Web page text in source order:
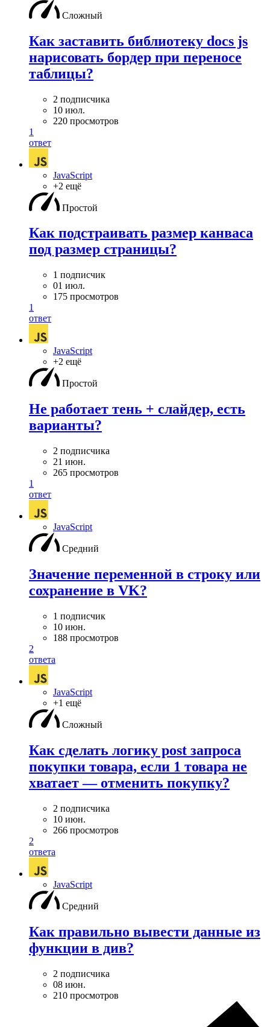
Сложный
Как заставить библиотеку docs js
нарисовать бордер при переносе
таблицы?
2 подписчика
10 июл.
220 просмотров
1
ответ
JavaScript
+2 ещё
Простой
Как подстраивать размер канваса
под размер страницы?
1 подписчик
01 июл.
175 просмотров
1
ответ
JavaScript
+2 ещё
Простой
Не работает тень + слайдер, есть
варианты?
2 подписчика
21 июн.
265 просмотров
1
ответ
JavaScript
Средний
Значение переменной в строку или
сохранение в VK?
1 подписчик
10 июн.
188 просмотров
2
ответа
JavaScript
+1 ещё
Сложный
Как сделать логику post запроса
покупки товара, если 1 товара не
хватает — отменить покупку?
2 подписчика
10 июн.
266 просмотров
2
ответа
JavaScript
Средний
Как правильно вывести данные из
функции в див?
2 подписчика
08 июн.
210 просмотров